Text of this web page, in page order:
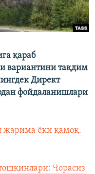
қараб
вариантини тақдим
Директ
фойдаланишлари
жарима ёки қамоқ.
Чорасиз